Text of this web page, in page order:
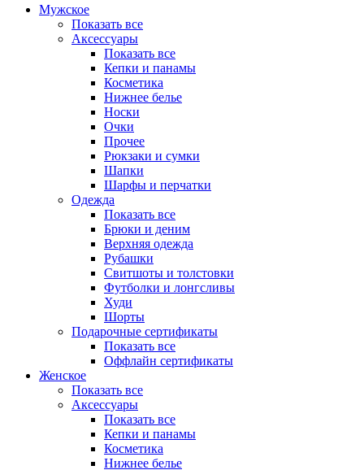
Мужское
Показать все
Аксессуары
Показать все
Кепки и панамы
Косметика
Нижнее белье
Носки
Очки
Прочее
Рюкзаки и сумки
Шапки
Шарфы и перчатки
Одежда
Показать все
Брюки и деним
Верхняя одежда
Рубашки
Свитшоты и толстовки
Футболки и лонгсливы
Худи
Шорты
Подарочные сертификаты
Показать все
Оффлайн сертификаты
Женское
Показать все
Аксессуары
Показать все
Кепки и панамы
Косметика
Нижнее белье